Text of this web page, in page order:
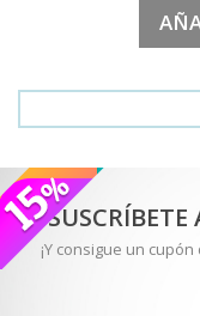
SUSCRÍBETE
¡Y consigue un